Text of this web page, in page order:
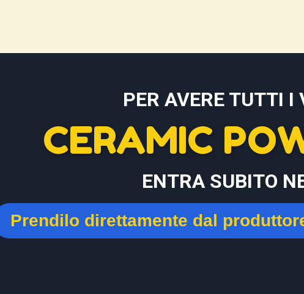
PER AVERE TUTTI I
CERAMIC
ENTRA SUBITO
Prendilo direttamente dal